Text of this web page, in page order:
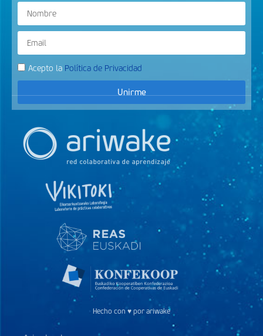
Acepto la Política de Privacidad
Unirme
Hecho con ♥ por ariwake